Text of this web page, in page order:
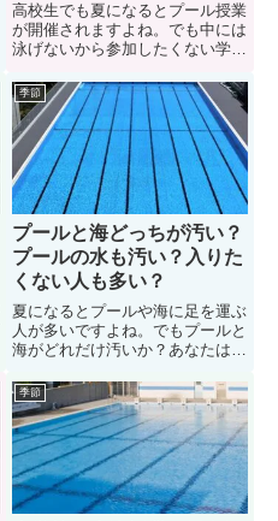
高校生でも夏になるとプール授業
が開催されますよね。でも中には
泳げないから参加したくない学生
学生は多いものです。最近ではプ
ール離れや海離れが少しずつ加速
していき、水に触れる機会が少な
い学生もいますよね。結果とし
て...
季節
プールと海どっちが汚い？
プールの水も汚い？入りた
くない人も多い？
夏になるとプールや海に足を運ぶ
人が多いですよね。でもプールと
海がどれだけ汚いか？あなたは知
意外と不衛生だったりするもので
すよ。ここではプールと海どっち
が汚いのか？色々人に意見を聞い
てみました。また海やプールの水
の汚さ、入りたくない人の多さに
ついても紹介しています。
季節